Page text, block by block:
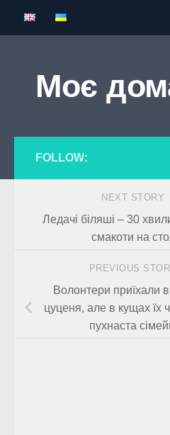
Skip to content
Моє
FOLLOW:
NEXT STORY
Ледачі біляші – 30
смакоти на
PREVIOUS
Волонтери приїхали
цуценя, але в кущах їх
пухнаста